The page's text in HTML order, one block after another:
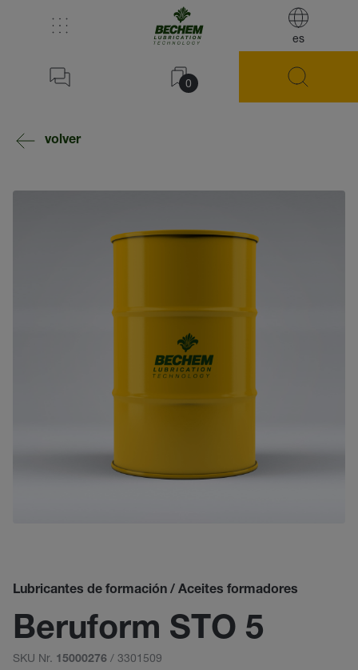
es
0
volver
Lubricantes de formación / Aceites formadores
Beruform STO 5
SKU Nr. 15000276 / 3301509